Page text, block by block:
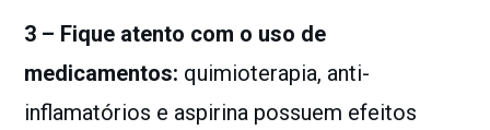
3 – Fique atento com o uso de
medicamentos: quimioterapia, anti-
inflamatórios e aspirina possuem efeitos